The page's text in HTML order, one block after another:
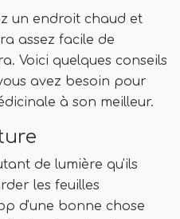
un endroit chaud et
assez facile de
Voici quelques conseils
avez besoin pour
à son meilleur.
de lumière qu'ils
les feuilles
d'une bonne chose